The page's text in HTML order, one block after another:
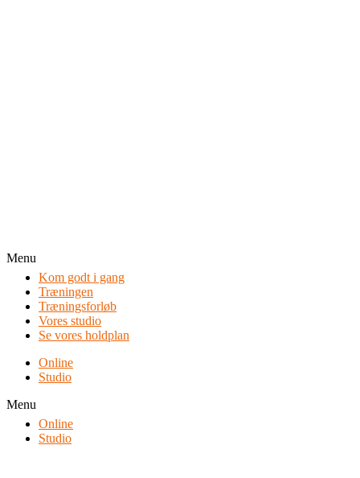
Menu
Kom godt i gang
Træningen
Træningsforløb
Vores studio
Se vores holdplan
Online
Studio
Menu
Online
Studio